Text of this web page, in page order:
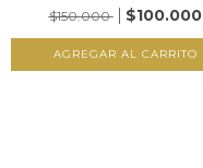
$150.000
$100.000